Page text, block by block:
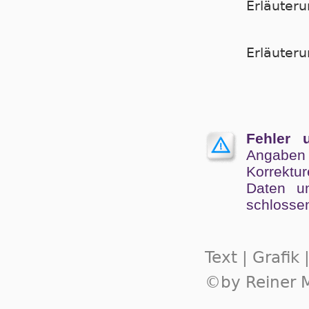
Fehler
Angaben
Da­ten
Text | Grafik
©by Reiner